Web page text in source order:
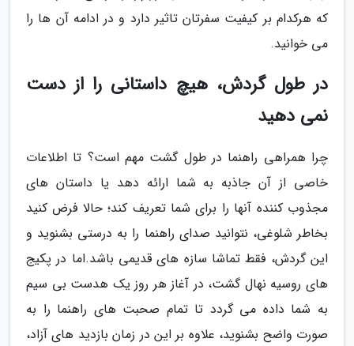
که هرکدام بر کیفیت سفرتان تاثیر دارد و در ادامه آن ها را
می خوانید.
در طول گردش، هیچ داستانی را از دست
نمی دهید
چرا همراهی راهنما در طول گشت مهم است؟ تا اطلاعات
خاصی از آن جاذبه به شما ارائه دهد یا داستان های
مجذوب کننده آنها را برای شما تعریف کند؛ حالا فرض کنید
بخاطر شلوغی، نتوانید صدای راهنما را به درستی بشنوید و
این گردش، فقط تماشا سازه های قدیمی باشد.اما در پکیج
های روسیه نهال گشت، در آغاز هر روز یک هدست بی سیم
به شما داده می گردد تا تمام صحبت های راهنما را به
صورت واضح بشنوید، علاوه بر این در زمان بازدید های آزاد،